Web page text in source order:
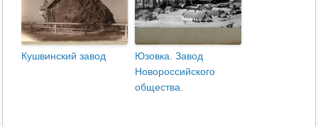
Кушвинский завод
Юзовка. Завод
Новороссийского
общества.